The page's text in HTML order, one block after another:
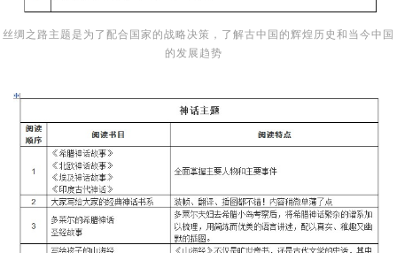
丝绸之路主题是为了配合国家的战略决策，了解古中国的辉煌历史和当今中国
的发展趋势